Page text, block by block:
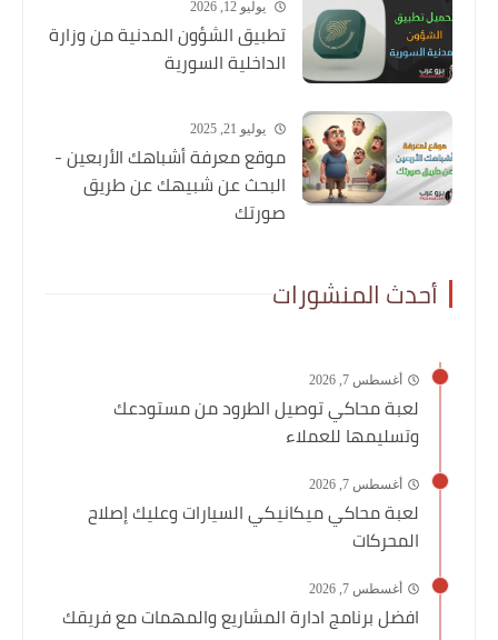
يوليو 12, 2026
تطبيق الشؤون المدنية من وزارة
الداخلية السورية
يوليو 21, 2025
موقع معرفة أشباهك الأربعين -
البحث عن شبيهك عن طريق
صورتك
أحدث المنشورات
أغسطس 7, 2026
لعبة محاكي توصيل الطرود من مستودعك
وتسليمها للعملاء
أغسطس 7, 2026
لعبة محاكي ميكانيكي السيارات وعليك إصلاح
المحركات
أغسطس 7, 2026
افضل برنامج ادارة المشاريع والمهمات مع فريقك